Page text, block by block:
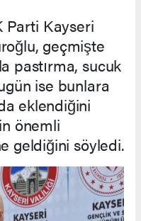
Parti Kayseri
geçmişte
pastırma, sucuk
ise bunlara
eklendiğini
önemli
geldiğini söyledi.